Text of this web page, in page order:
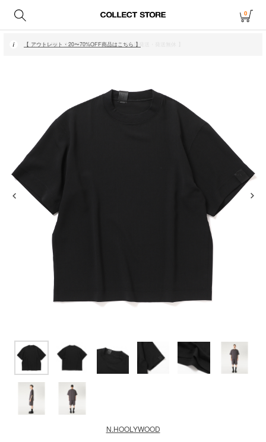
0
【 月〜金14時、土日祝12時までにご注文で当日発送・発送無休 】
【 アウトレット・20〜70%OFF商品はこちら 】
【 月〜金14時、土日祝12時までにご注文で当日発送・発送無休 】
N.HOOLYWOOD